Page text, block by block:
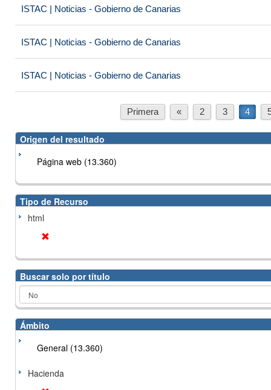
ISTAC | Noticias - Gobierno de Canarias
ISTAC | Noticias - Gobierno de Canarias
ISTAC | Noticias - Gobierno de Canarias
Primera « 2 3 4
Origen del resultado
Página web (13.360)
Tipo de Recurso
html
Buscar solo por título
Ámbito
General (13.360)
Hacienda